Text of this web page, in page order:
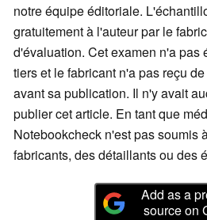
notre équipe éditoriale.
gratuitement à l'auteur par le
d'évaluation. Cet examen n'a pas
tiers et le fabricant n'a pas reçu
avant sa publication. Il n'y avait
publier cet article. En tant que
Notebookcheck n'est pas soumis
fabricants, des détaillants ou des
Add as a
source on